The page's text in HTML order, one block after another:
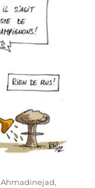
Étiquettes
Ahmadinejad,